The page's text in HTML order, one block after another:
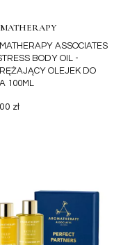
ASSOCIATES
BODY OIL -
OLEJEK DO
100ML
zł